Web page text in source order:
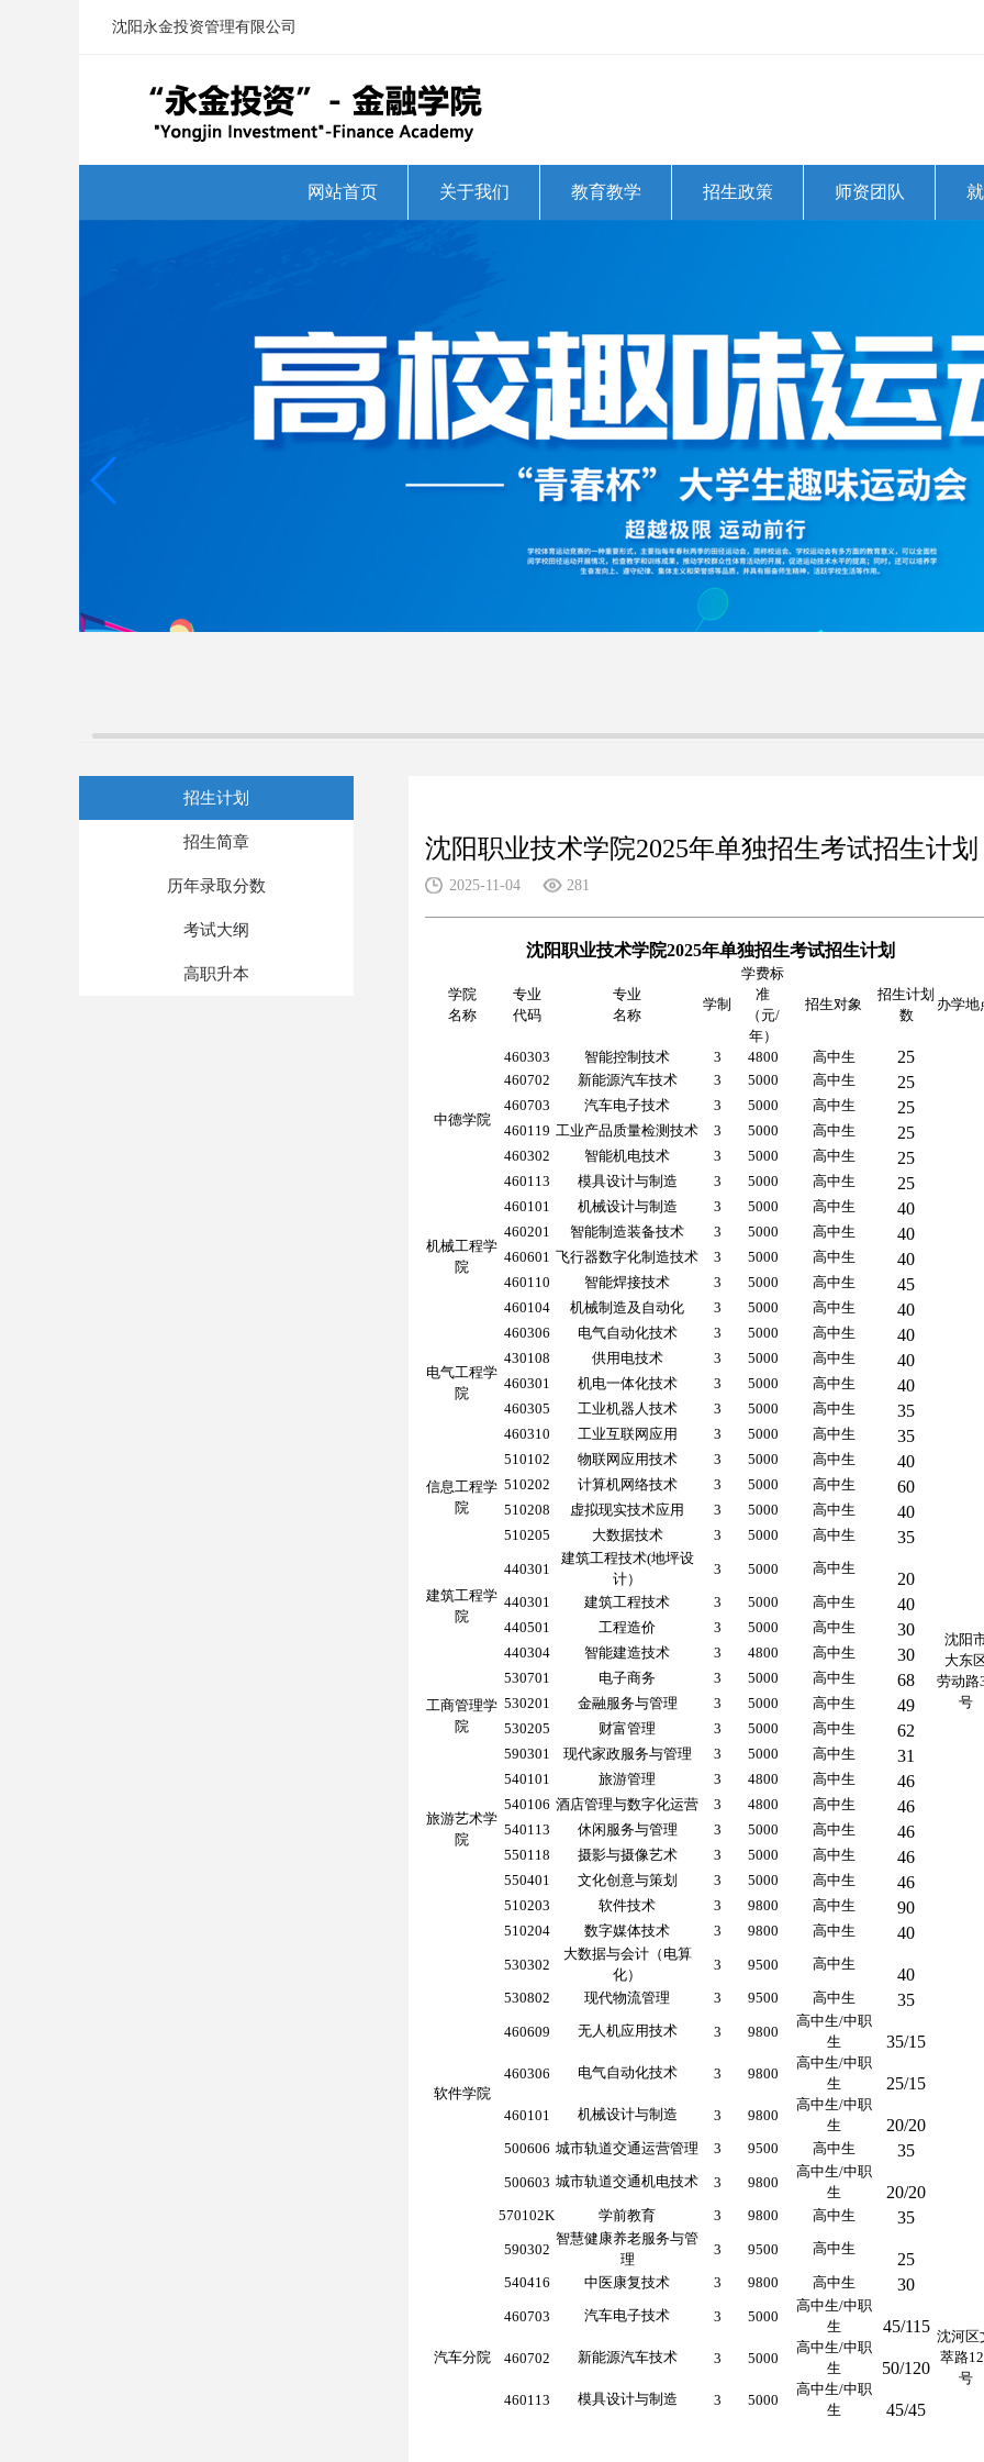
沈阳永金投资管理有限公司
网站首页 关于我们 教育教学 招生政策 师资团队
招生计划
招生简章
历年录取分数
考试大纲
高职升本
沈阳职业技术学院2025年单独招生考试招生计划
2025-11-04 281
沈阳职业技术学院2025年单独招生考试招生计划
学院
名称
专业
代码
专业
名称
学制
学费标
准
（元/
年）
招生对象
招生计划
数
办学地
中德学院
460303 智能控制技术 3 4800 高中生 25
沈阳
大东
劳动路
号
460702 新能源汽车技术 3 5000 高中生 25
460703 汽车电子技术 3 5000 高中生 25
460119 工业产品质量检测技术 3 5000 高中生 25
460302 智能机电技术 3 5000 高中生 25
460113 模具设计与制造 3 5000 高中生 25
机械工程学
院
460101 机械设计与制造 3 5000 高中生 40
460201 智能制造装备技术 3 5000 高中生 40
460601 飞行器数字化制造技术 3 5000 高中生 40
460110 智能焊接技术 3 5000 高中生 45
460104 机械制造及自动化 3 5000 高中生 40
电气工程学
院
460306 电气自动化技术 3 5000 高中生 40
430108 供用电技术 3 5000 高中生 40
460301 机电一体化技术 3 5000 高中生 40
460305 工业机器人技术 3 5000 高中生 35
460310 工业互联网应用 3 5000 高中生 35
信息工程学
院
510102 物联网应用技术 3 5000 高中生 40
510202 计算机网络技术 3 5000 高中生 60
510208 虚拟现实技术应用 3 5000 高中生 40
510205 大数据技术 3 5000 高中生 35
建筑工程学
院
440301
建筑工程技术(地坪设
计）
3 5000 高中生
20
440301 建筑工程技术 3 5000 高中生 40
440501 工程造价 3 5000 高中生 30
440304 智能建造技术 3 4800 高中生 30
工商管理学
院
530701 电子商务 3 5000 高中生 68
530201 金融服务与管理 3 5000 高中生 49
530205 财富管理 3 5000 高中生 62
590301 现代家政服务与管理 3 5000 高中生 31
旅游艺术学
院
540101 旅游管理 3 4800 高中生 46
540106 酒店管理与数字化运营 3 4800 高中生 46
540113 休闲服务与管理 3 5000 高中生 46
550118 摄影与摄像艺术 3 5000 高中生 46
550401 文化创意与策划 3 5000 高中生 46
软件学院
510203 软件技术 3 9800 高中生 90
510204 数字媒体技术 3 9800 高中生 40
530302
大数据与会计（电算
化）
3 9500 高中生
40
530802 现代物流管理 3 9500 高中生 35
460609 无人机应用技术 3 9800
高中生/中职
生
35/15
460306 电气自动化技术 3 9800
高中生/中职
生
25/15
460101 机械设计与制造 3 9800
高中生/中职
生
20/20
500606 城市轨道交通运营管理 3 9500 高中生 35
500603 城市轨道交通机电技术 3 9800
高中生/中职
生
20/20
570102K 学前教育 3 9800 高中生 35
590302
智慧健康养老服务与管
理
3 9500 高中生
25
540416 中医康复技术 3 9800 高中生 30
汽车分院
460703 汽车电子技术 3 5000
高中生/中职
生
45/115
沈河区
萃路
号
460702 新能源汽车技术 3 5000
高中生/中职
生
50/120
460113 模具设计与制造 3 5000
高中生/中职
生
45/45